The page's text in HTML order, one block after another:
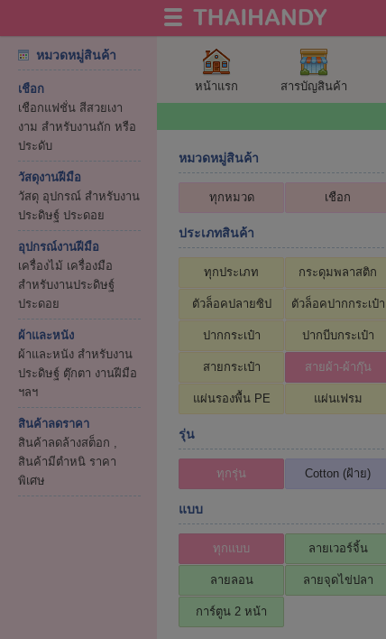
หมวดหมู่สินค้า
เชือก
เชือกแฟชั่น สีสวยเงา
งาม สำหรับงานถัก หรือ
ประดับ
วัสดุงานฝีมือ
วัสดุ อุปกรณ์ สำหรับงาน
ประดิษฐ์ ประดอย
อุปกรณ์งานฝีมือ
เครื่องไม้ เครื่องมือ
สำหรับงานประดิษฐ์
ประดอย
ผ้าและหนัง
ผ้าและหนัง สำหรับงาน
ประดิษฐ์ ตุ๊กตา งานฝีมือ
ฯลฯ
สินค้าลดราคา
สินค้าลดล้างสต็อก ,
สินค้ามีตำหนิ ราคา
พิเศษ
หน้าแรก สารบัญสินค้า
หมวดหมู่สินค้า
ทุกหมวด เชือก
ประเภทสินค้า
ทุกประเภท กระดุมพลาสติก
ตัวล็อคปลายซิป ตัวล็อคปากกระเป๋า
ปากกระเป๋า ปากบีบกระเป๋า
สายกระเป๋า สายผ้า-ผ้ากุ๊น
แผ่นรองพื้น PE แผ่นเฟรม
รุ่น
ทุกรุ่น Cotton (ฝ้าย)
แบบ
ทุกแบบ ลายเวอร์จิ้น
ลายลอน ลายจุดไข่ปลา
การ์ตูน 2 หน้า